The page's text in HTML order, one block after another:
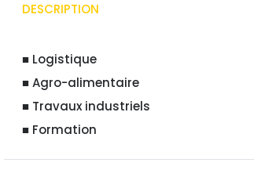
DESCRIPTION
■ Logistique
■ Agro-alimentaire
■ Travaux industriels
■ Formation